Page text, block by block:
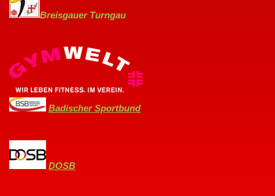
Breisgauer Turngau
Badischer Sportbund
DOSB